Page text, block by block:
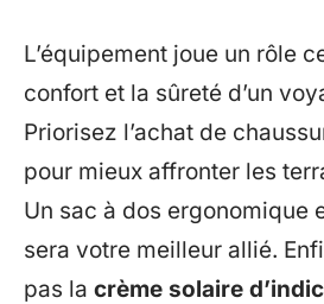
L’équipement joue un rôle
confort et la sûreté d’un
Priorisez l’achat de
pour mieux affronter les
Un sac à dos ergonomique
sera votre meilleur allié.
pas la crème solaire